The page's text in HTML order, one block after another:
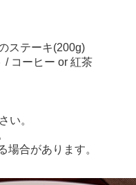
ステーキ(200g)
/ コーヒー or 紅茶
い。
場合があります。